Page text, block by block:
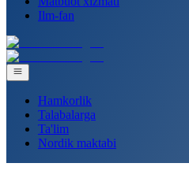
Ilm-fan
Hamkorlik
Talabalarga
Ta'lim
Nordik maktabi